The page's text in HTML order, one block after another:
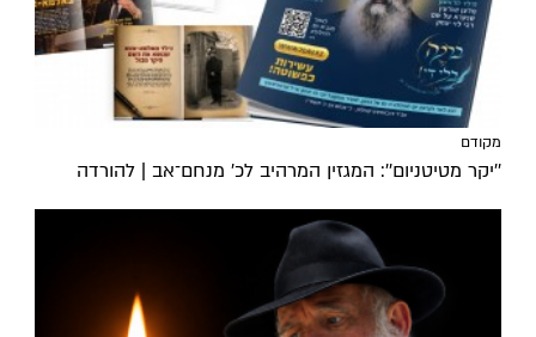
מקודם
''יקר מטיטניום'': המגזין המרהיב לכ’ מנחם־אב | להורדה